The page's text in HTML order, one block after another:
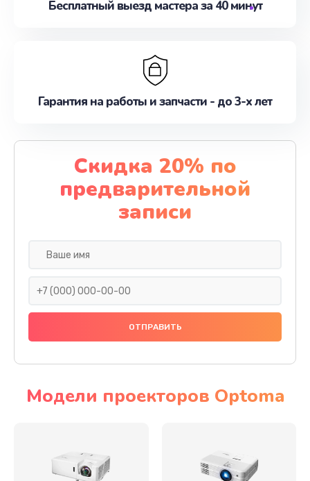
Бесплатный выезд мастера за 40 минут
Гарантия на работы и запчасти - до 3-х лет
Скидка 20% по
предварительной
записи
Модели проекторов Optoma